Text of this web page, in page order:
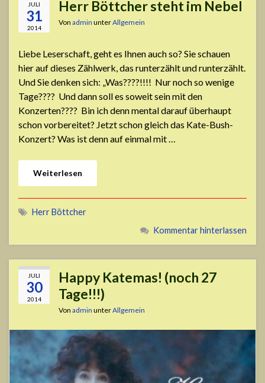
JULI
31
2014
Herr Böttcher steht im Nebel
Von admin unterAllgemein
Liebe Leserschaft, geht es Ihnen auch so? Sie schauen
hier auf dieses Zählwerk, das runterzählt und runterzählt.
Und Sie denken sich: „Was????!!!! Nur noch so wenige
Tage???? Und dann soll es soweit sein mit den
Konzerten???? Bin ich denn mental darauf überhaupt
schon vorbereitet? Jetzt schon gleich das Kate-Bush-
Konzert? Was ist denn auf einmal mit …
Weiterlesen
Herr Böttcher
Kommentar hinterlassen
JULI
30
2014
Happy Katemas! (noch 27
Tage!!!)
Von admin unterAllgemein